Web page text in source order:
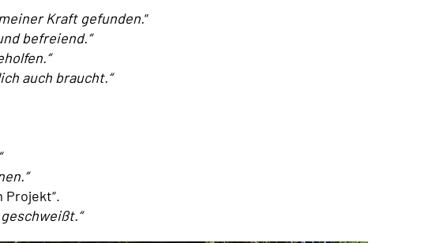
Kraft gefunden.“
befreiend.“
auch braucht.“
Projekt“.